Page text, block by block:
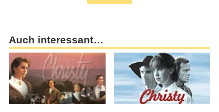
Auch interessant…